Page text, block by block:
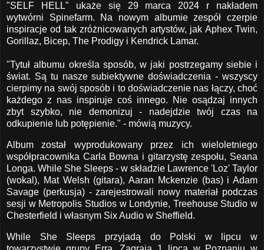
"SELF HELL" ukaże się 29 marca 2024 r nakładem
wytwórni Spinefarm. Na nowym albumie zespół czerpie
inspiracje od tak zróżnicowanych artystów, jak Aphex Twin,
Gorillaz, Bicep, The Prodigy i Kendrick Lamar.
"Tytuł albumu określa sposób, w jaki postrzegamy siebie i
świat. Są tu nasze subiektywne doświadczenia - wszyscy
cierpimy na swój sposób i to doświadczenie nas łączy, choć
każdego z nas inspiruje coś innego. Nie osądzaj innych
zbyt szybko, nie demonizuj - nadejdzie twój czas na
odkupienie lub potępienie." - mówią muzycy.
Album został wyprodukowany przez ich wieloletniego
współpracownika Carla Bowna i gitarzystę zespołu, Seana
Longa. While She Sleeps - w składzie Lawrence 'Loz' Taylor
(wokal), Mat Welsh (gitara), Aaran Mckenzie (bas) i Adam
Savage (perkusja) - zarejestrowali nowy materiał podczas
sesji w Metropolis Studios w Londynie, Treehouse Studio w
Chesterfield i własnym Six Audio w Sheffield.
While She Sleeps przyjadą do Polski w lipcu w